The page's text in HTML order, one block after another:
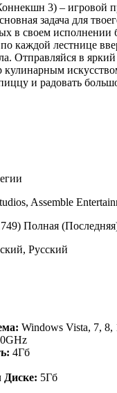
3) – игровой
задача для
в своем исполнении
каждой лестнице
Отправляйся в
кулинарным
и радовать
Assemble
Полная
Русский
Windows Vista, 7, 8,
4Гб
5Гб